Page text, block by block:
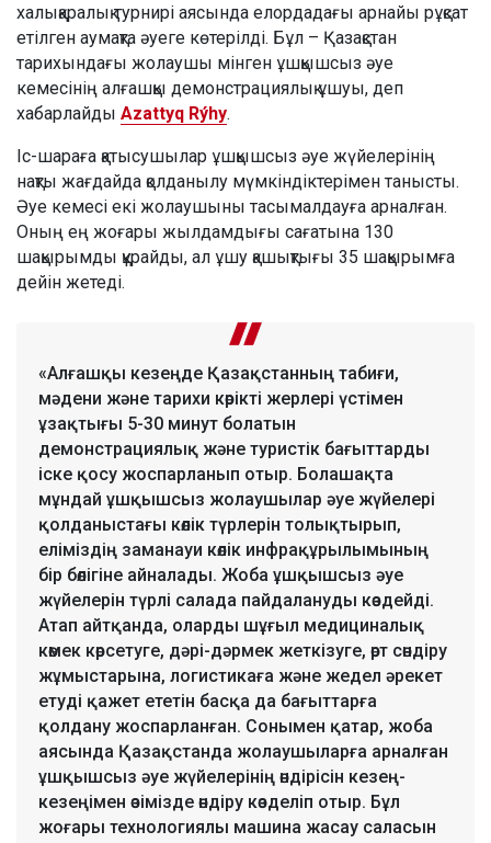
халықаралық турнирі аясында елордадағы арнайы рұқсат
етілген аумақта әуеге көтерілді. Бұл – Қазақстан
тарихындағы жолаушы мінген ұшқышсыз әуе
кемесінің алғашқы демонстрациялық ұшуы, деп
хабарлайды Azattyq Rýhy.
Іс-шараға қатысушылар ұшқышсыз әуе жүйелерінің
нақты жағдайда қолданылу мүмкіндіктерімен танысты.
Әуе кемесі екі жолаушыны тасымалдауға арналған.
Оның ең жоғары жылдамдығы сағатына 130
шақырымды құрайды, ал ұшу қашықтығы 35 шақырымға
дейін жетеді.
«Алғашқы кезеңде Қазақстанның табиғи,
мәдени және тарихи көрікті жерлері үстімен
ұзақтығы 5-30 минут болатын
демонстрациялық және туристік бағыттарды
іске қосу жоспарланып отыр. Болашақта
мұндай ұшқышсыз жолаушылар әуе жүйелері
қолданыстағы көлік түрлерін толықтырып,
еліміздің заманауи көлік инфрақұрылымының
бір бөлігіне айналады. Жоба ұшқышсыз әуе
жүйелерін түрлі салада пайдалануды көздейді.
Атап айтқанда, оларды шұғыл медициналық
көмек көрсетуге, дәрі-дәрмек жеткізуге, өрт сөндіру
жұмыстарына, логистикаға және жедел әрекет
етуді қажет ететін басқа да бағыттарға
қолдану жоспарланған. Сонымен қатар, жоба
аясында Қазақстанда жолаушыларға арналған
ұшқышсыз әуе жүйелерінің өндірісін кезең-
кезеңімен өзімізде өндіру көзделіп отыр. Бұл
жоғары технологиялы машина жасау саласын